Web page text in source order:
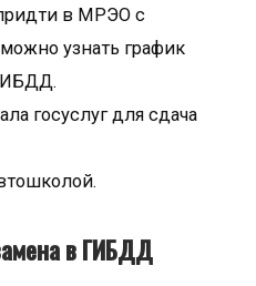
в МРЭО с
узнать график
госуслуг для сдача
в ГИБДД